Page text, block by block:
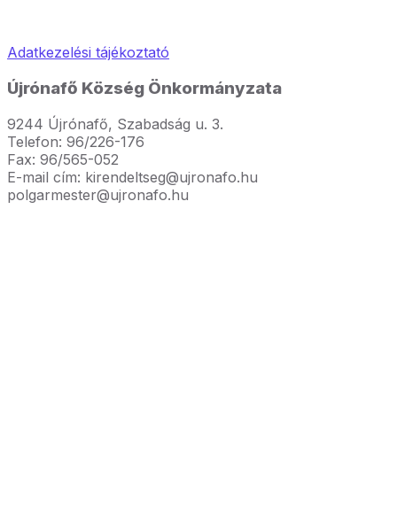
Adatkezelési tájékoztató
Újrónafő Község Önkormányzata
9244 Újrónafő, Szabadság u. 3.
Telefon: 96/226-176
Fax: 96/565-052
E-mail cím: kirendeltseg@ujronafo.hu
polgarmester@ujronafo.hu